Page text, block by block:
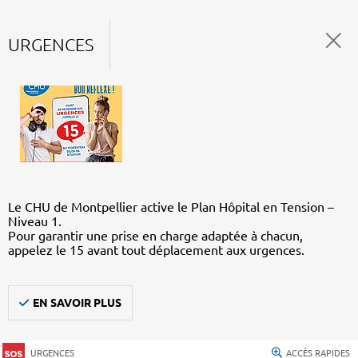
URGENCES
Le CHU de Montpellier active le Plan Hôpital en Tension –
Niveau 1.
Pour garantir une prise en charge adaptée à chacun,
appelez le 15 avant tout déplacement aux urgences.
EN SAVOIR PLUS
URGENCES ACCÈS RAPIDES